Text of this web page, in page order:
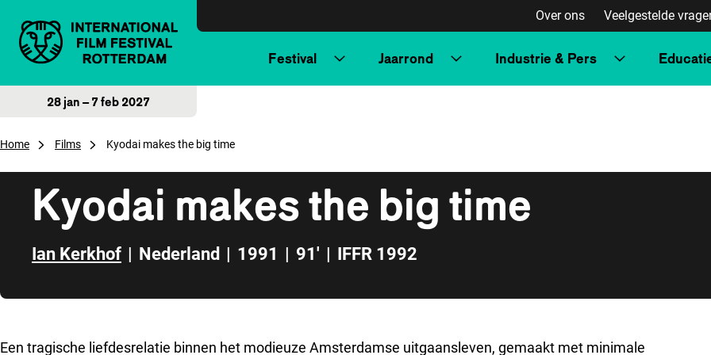
Over ons Veelgestelde
Festival Jaarrond Industrie & Pers
28 jan – 7 feb 2027
Home Films Kyodai makes the big time
Kyodai makes the big time
Ian Kerkhof | Nederland | 1991 | 91' | IFFR 1992
Een tragische liefdesrelatie binnen het modieuze Amsterdamse uitgaansleven, gemaakt met minimale